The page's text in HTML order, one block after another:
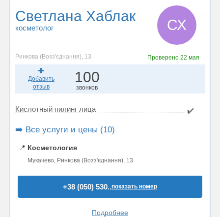
Светлана Хаблак
косметолог СХ
Ринкова (Возз'єднання), 13 Проверено 22 мая
Добавить
отзыв
100
звонков
Кислотный пилинг лица ✔️
➡️ Все услуги и цены (10)
📍 Косметология
Мукачево, Ринкова (Возз'єднання), 13
+38 (050) 530..показать номер
Подробнее